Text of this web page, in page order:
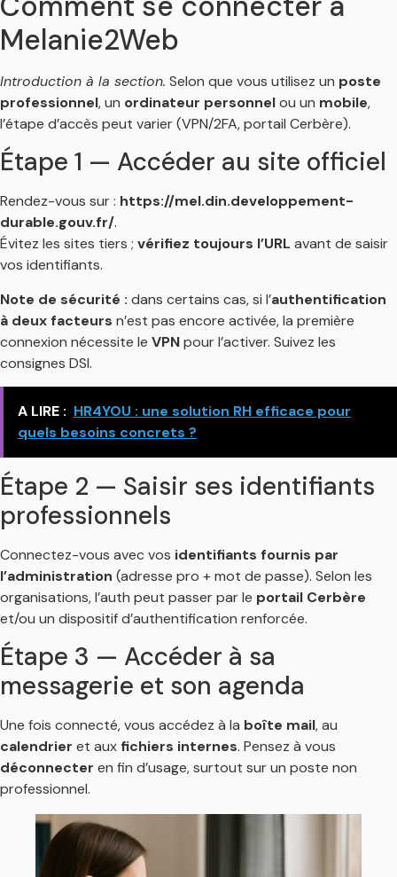
Melanie2Web
Introduction à la section. Selon que vous utilisez un poste
professionnel, un ordinateur personnelou un mobile,
l’étape d’accès peut varier (VPN/2FA, portail Cerbère).
Étape 1 — Accéder au site officiel
Rendez-vous sur : https://mel.din.developpement-
durable.gouv.fr/.
Évitez les sites tiers ; vérifiez toujours l’URL avant de saisir
vos identifiants.
Note de sécurité : dans certains cas, si l’authentification
à deux facteurs n’est pas encore activée, la première
connexion nécessite le VPNpour l’activer. Suivez les
consignes DSI.
A LIRE : HR4YOU : une solution RH efficace pour
quels besoins concrets ?
Étape 2 — Saisir ses identifiants
professionnels
Connectez-vous avec vos identifiants fournis par
l’administration (adresse pro + mot de passe). Selon les
organisations, l’auth peut passer par le portail Cerbère
et/ou un dispositif d’authentification renforcée.
Étape 3 — Accéder à sa
messagerie et son agenda
Une fois connecté, vous accédez à la boîte mail, au
calendrier et aux fichiers internes. Pensez à vous
déconnecter en fin d’usage, surtout sur un poste non
professionnel.